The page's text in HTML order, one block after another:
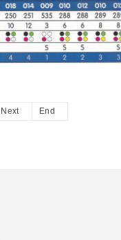
Next End